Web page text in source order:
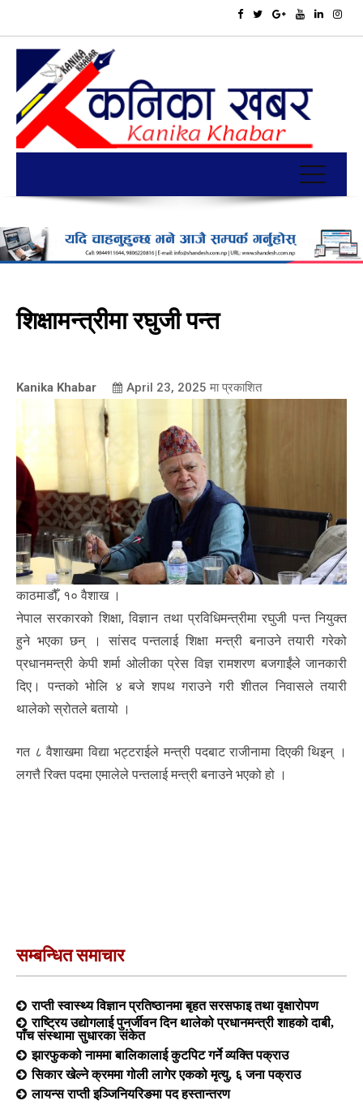
शिक्षामन्त्रीमा रघुजी पन्त
Kanika Khabar April 23, 2025 मा प्रकाशित
काठमाडौँ, १० वैशाख ।
नेपाल सरकारको शिक्षा, विज्ञान तथा प्रविधिमन्त्रीमा रघुजी पन्त नियुक्त
हुने भएका छन् । सांसद पन्तलाई शिक्षा मन्त्री बनाउने तयारी गरेको
प्रधानमन्त्री केपी शर्मा ओलीका प्रेस विज्ञ रामशरण बजगाईंले जानकारी
दिए। पन्तको भोलि ४ बजे शपथ गराउने गरी शीतल निवासले तयारी
थालेको स्रोतले बतायो ।
गत ८ वैशाखमा विद्या भट्टराईले मन्त्री पदबाट राजीनामा दिएकी थिइन् ।
लगत्तै रिक्त पदमा एमालेले पन्तलाई मन्त्री बनाउने भएको हो ।
सम्बन्धित समाचार
राप्ती स्वास्थ्य विज्ञान प्रतिष्ठानमा बृहत सरसफाइ तथा वृक्षारोपण
राष्ट्रिय उद्योगलाई पुनर्जीवन दिन थालेको प्रधानमन्त्री शाहको दाबी,
पाँच संस्थामा सुधारका संकेत
झारफुकको नाममा बालिकालाई कुटपिट गर्ने व्यक्ति पक्राउ
सिकार खेल्ने क्रममा गोली लागेर एकको मृत्यु, ६ जना पक्राउ
लायन्स राप्ती इञ्जिनियरिङमा पद हस्तान्तरण